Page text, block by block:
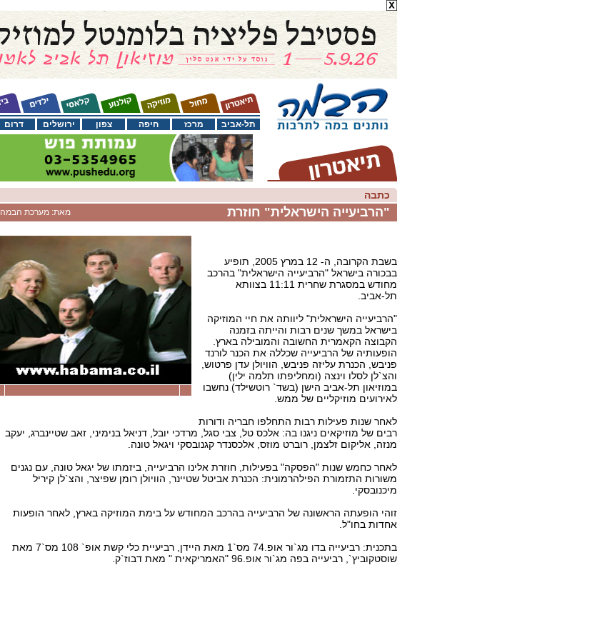
דרום ירושלים צפון חיפה מרכז תל-אביב
כתבה
מאת: מערכת הבמה "הרביעייה הישראלית" חוזרת
בשבת הקרובה, ה- 12 במרץ 2005, תופיע
בבכורה בישראל "הרביעייה הישראלית" בהרכב
מחודש במסגרת שחרית 11:11 בצוותא
תל-אביב.
"הרביעייה הישראלית" ליוותה את חיי המוזיקה
בישראל במשך שנים רבות והייתה בזמנה
הקבוצה הקאמרית החשובה והמובילה בארץ.
הופעותיה של הרביעייה שכללה את הכנר לורנד
פניבש, הכנרת עליזה פניבש, הוויולן עדן פרטוש,
והצ`לן לסלו וינצה (ומחליפתו תלמה ילין)
במוזיאון תל-אביב הישן (בשד` רוטשילד) נחשבו
לאירועים מוזיקליים של ממש.
לאחר שנות פעילות רבות התחלפו חבריה ודורות
רבים של מוזיקאים ניגנו בה: אלכס טל, צבי סגל, מרדכי יובל, דניאל בנימיני, זאב שטיינברג, יעקב
מנזה, אליקום זלצמן, רוברט מוזס, אלכסנדר קגנובסקי ויגאל טונה.
לאחר כחמש שנות "הפסקה" בפעילות, חוזרת אלינו הרביעייה, ביזמתו של יגאל טונה, עם נגנים
משורות התזמורת הפילהרמונית: הכנרת אביטל שטיינר, הוויולן רומן שפיצר, והצ`לן קיריל
מיכנובסקי.
זוהי הופעתה הראשונה של הרביעייה בהרכב המחודש על בימת המוזיקה בארץ, לאחר הופעות
אחדות בחו"ל.
בתכנית: רביעייה בדו מג`ור אופ.74 מס`1 מאת היידן, רביעיית כלי קשת אופ` 108 מס`7 מאת
שוסטקוביץ`, רביעייה בפה מג`ור אופ.96 "האמריקאית " מאת דבוז`ק.